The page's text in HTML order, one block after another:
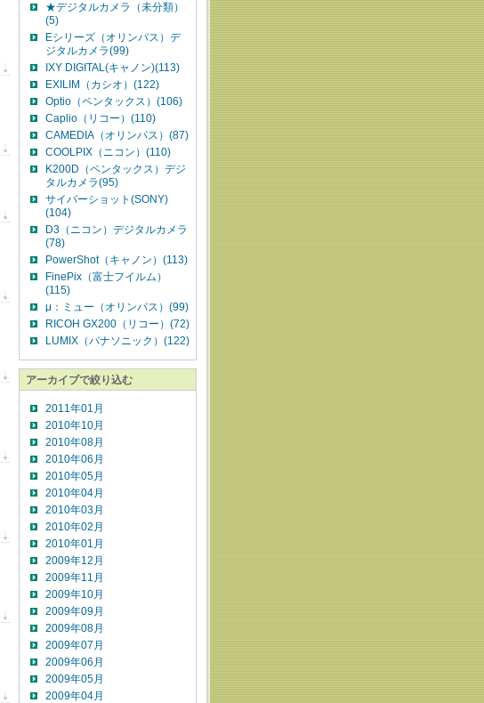
★デジタルカメラ（未分類）
(5)
Eシリーズ（オリンパス）デ
ジタルカメラ(99)
IXY DIGITAL(キャノン)(113)
EXILIM（カシオ）(122)
Optio（ペンタックス）(106)
Caplio（リコー）(110)
CAMEDIA（オリンパス）(87)
COOLPIX（ニコン）(110)
K200D（ペンタックス）デジ
タルカメラ(95)
サイバーショット(SONY)
(104)
D3（ニコン）デジタルカメラ
(78)
PowerShot（キャノン）(113)
FinePix（富士フイルム）
(115)
μ：ミュー（オリンパス）(99)
RICOH GX200（リコー）(72)
LUMIX（パナソニック）(122)
アーカイブで絞り込む
2011年01月
2010年10月
2010年08月
2010年06月
2010年05月
2010年04月
2010年03月
2010年02月
2010年01月
2009年12月
2009年11月
2009年10月
2009年09月
2009年08月
2009年07月
2009年06月
2009年05月
2009年04月